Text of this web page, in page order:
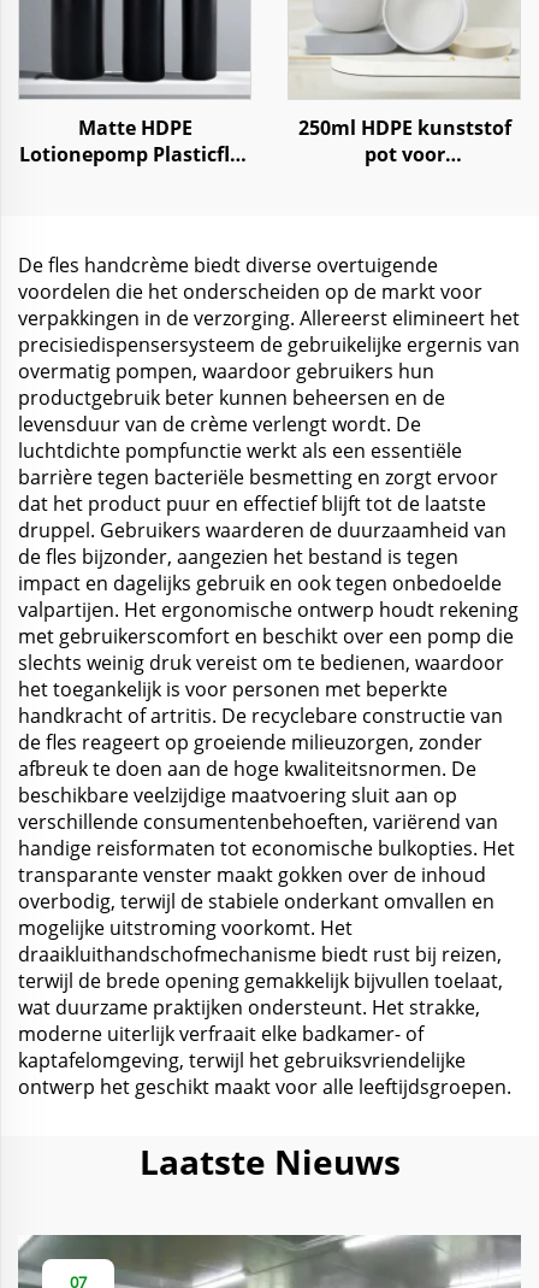
Matte HDPE
Lotionepomp Plasticfles
250ml HDPE kunststof
pot voor
De fles handcrème biedt diverse overtuigende
voordelen die het onderscheiden op de markt voor
verpakkingen in de verzorging. Allereerst elimineert het
precisiedispensersysteem de gebruikelijke ergernis van
overmatig pompen, waardoor gebruikers hun
productgebruik beter kunnen beheersen en de
levensduur van de crème verlengt wordt. De
luchtdichte pompfunctie werkt als een essentiële
barrière tegen bacteriële besmetting en zorgt ervoor
dat het product puur en effectief blijft tot de laatste
druppel. Gebruikers waarderen de duurzaamheid van
de fles bijzonder, aangezien het bestand is tegen
impact en dagelijks gebruik en ook tegen onbedoelde
valpartijen. Het ergonomische ontwerp houdt rekening
met gebruikerscomfort en beschikt over een pomp die
slechts weinig druk vereist om te bedienen, waardoor
het toegankelijk is voor personen met beperkte
handkracht of artritis. De recyclebare constructie van
de fles reageert op groeiende milieuzorgen, zonder
afbreuk te doen aan de hoge kwaliteitsnormen. De
beschikbare veelzijdige maatvoering sluit aan op
verschillende consumentenbehoeften, variërend van
handige reisformaten tot economische bulkopties. Het
transparante venster maakt gokken over de inhoud
overbodig, terwijl de stabiele onderkant omvallen en
mogelijke uitstroming voorkomt. Het
draaikluithandschofmechanisme biedt rust bij reizen,
terwijl de brede opening gemakkelijk bijvullen toelaat,
wat duurzame praktijken ondersteunt. Het strakke,
moderne uiterlijk verfraait elke badkamer- of
kaptafelomgeving, terwijl het gebruiksvriendelijke
ontwerp het geschikt maakt voor alle leeftijdsgroepen.
Laatste Nieuws
07